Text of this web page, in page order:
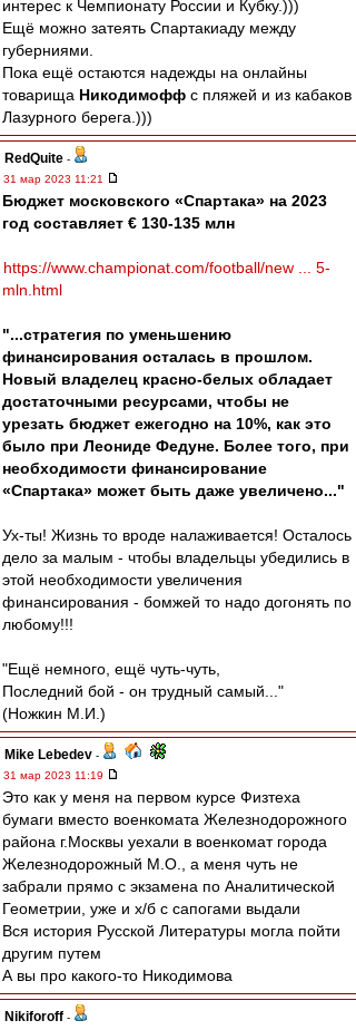
интерес к Чемпионату России и Кубку.)))
Ещё можно затеять Спартакиаду между
губерниями.
Пока ещё остаются надежды на онлайны
товарища Никодимофф с пляжей и из кабаков
Лазурного берега.)))
RedQuite -
31 мар 2023 11:21
Бюджет московского «Спартака» на 2023
год составляет € 130-135 млн
https://www.championat.com/football/new ... 5-
mln.html
"...стратегия по уменьшению
финансирования осталась в прошлом.
Новый владелец красно-белых обладает
достаточными ресурсами, чтобы не
урезать бюджет ежегодно на 10%, как это
было при Леониде Федуне. Более того, при
необходимости финансирование
«Спартака» может быть даже увеличено..."
Ух-ты! Жизнь то вроде налаживается! Осталось
дело за малым - чтобы владельцы убедились в
этой необходимости увеличения
финансирования - бомжей то надо догонять по
любому!!!
"Ещё немного, ещё чуть-чуть,
Последний бой - он трудный самый..."
(Ножкин М.И.)
Mike Lebedev -
31 мар 2023 11:19
Это как у меня на первом курсе Физтеха
бумаги вместо военкомата Железнодорожного
района г.Москвы уехали в военкомат города
Железнодорожный М.О., а меня чуть не
забрали прямо с экзамена по Аналитической
Геометрии, уже и х/б с сапогами выдали
Вся история Русской Литературы могла пойти
другим путем
А вы про какого-то Никодимова
Nikiforoff -